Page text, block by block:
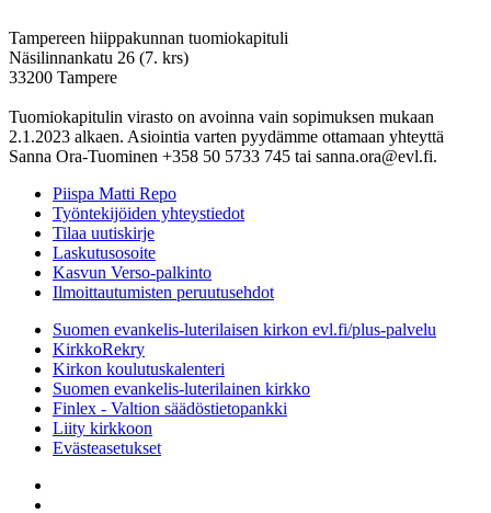
Tampereen hiippakunnan tuomiokapituli
Näsilinnankatu 26 (7. krs)
33200 Tampere
Tuomiokapitulin virasto on avoinna vain sopimuksen mukaan
2.1.2023 alkaen. Asiointia varten pyydämme ottamaan yhteyttä
Sanna Ora-Tuominen +358 50 5733 745 tai sanna.ora@evl.fi.
Piispa Matti Repo
Työntekijöiden yhteystiedot
Tilaa uutiskirje
Laskutusosoite
Kasvun Verso-palkinto
Ilmoittautumisten peruutusehdot
Suomen evankelis-luterilaisen kirkon evl.fi/plus-palvelu
KirkkoRekry
Kirkon koulutuskalenteri
Suomen evankelis-luterilainen kirkko
Finlex - Valtion säädöstietopankki
Liity kirkkoon
Evästeasetukset